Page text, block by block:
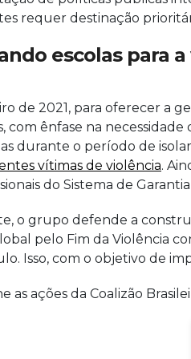
requer destinação
escolas para
de 2021, para oferecer a
com ênfase na
durante o período de
vítimas de violência.
do Sistema de
o grupo defende a
pelo Fim da Violência
Isso, com o objetivo de
as ações da Coalizão